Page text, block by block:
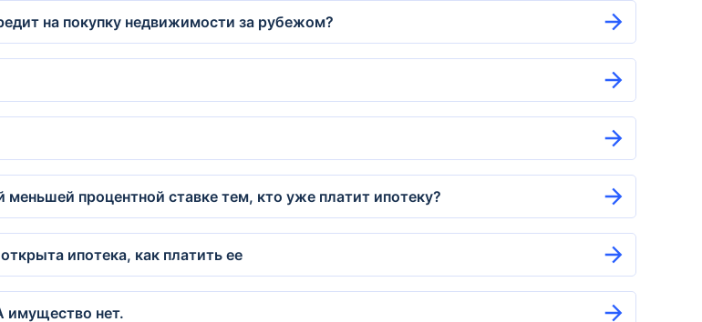
на покупку недвижимости за рубежом?
процентной ставке тем, кто уже платит ипотеку?
ипотека, как платить ее
имущество нет.